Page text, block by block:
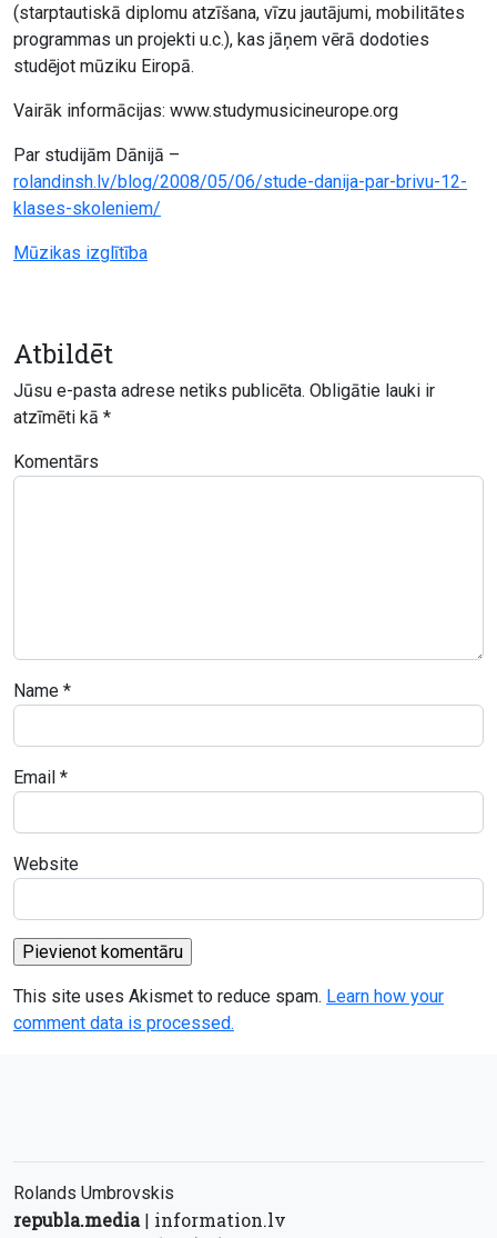
(starptautiskā diplomu atzīšana, vīzu jautājumi, mobilitātes
programmas un projekti u.c.), kas jāņem vērā dodoties
studējot mūziku Eiropā.
Vairāk informācijas: www.studymusicineurope.org
Par studijām Dānijā –
rolandinsh.lv/blog/2008/05/06/stude-danija-par-brivu-12-
klases-skoleniem/
Mūzikas izglītība
Atbildēt
Jūsu e-pasta adrese netiks publicēta. Obligātie lauki ir
atzīmēti kā *
Komentārs
Name *
Email *
Website
This site uses Akismet to reduce spam. Learn how your
comment data is processed.
Rolands Umbrovskis
republa.media| information.lv